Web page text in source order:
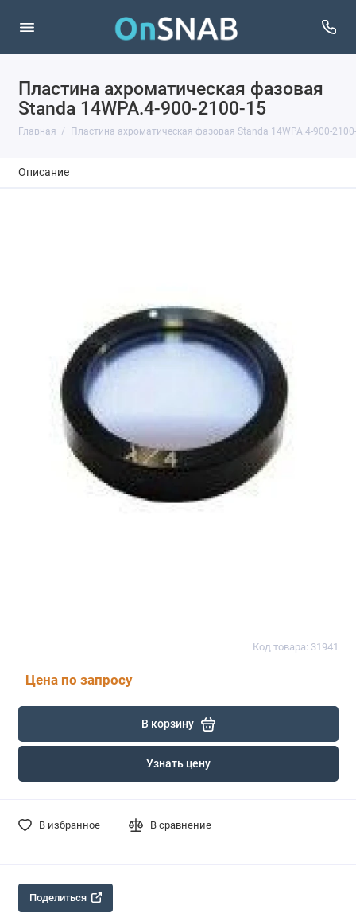
Пластина ахроматическая фазовая
Standa 14WPA.4-900-2100-15
Главная Пластина ахроматическая фазовая Standa 14WPA.4-900-
Описание
Код товара: 31941
Цена по запросу
В корзину
Узнать цену
В избранное В сравнение
Поделиться